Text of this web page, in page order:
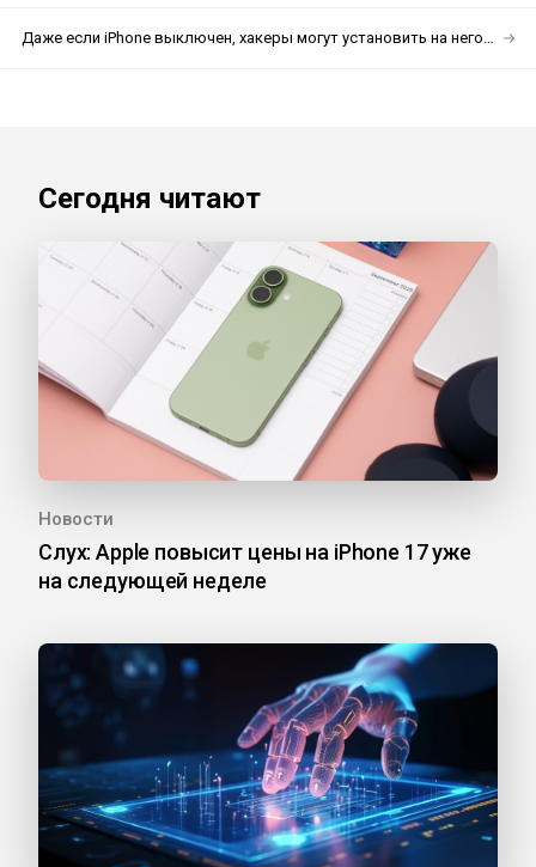
Даже если iPhone выключен, хакеры могут установить на него вредоносное ПО
Сегодня читают
Новости
Слух: Apple повысит цены на iPhone 17 уже
на следующей неделе